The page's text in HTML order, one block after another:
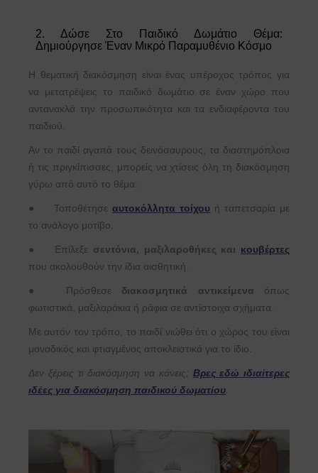
2. Δώσε Στο Παιδικό Δωμάτιο Θέμα:
Δημιούργησε Έναν Μικρό Παραμυθένιο Κόσμο
Η θεματική διακόσμηση είναι ένας υπέροχος τρόπος για
να μετατρέψεις το παιδικό δωμάτιο σε έναν χώρο που
αντανακλά την προσωπικότητα και τα ενδιαφέροντα του
παιδιού.
Αν το παιδί αγαπά τους δεινόσαυρους, τα διαστημόπλοια
ή τις πριγκίπισσες, μπορείς να χτίσεις όλη τη διακόσμηση
γύρω από αυτό το θέμα:
● Τοποθέτησε αυτοκόλλητα τοίχου ή ταπετσαρία με
το ανάλογο μοτίβο.
● Επίλεξε σεντόνια, μαξιλαροθήκες και κουβέρτες
που ακολουθούν την ίδια αισθητική.
● Πρόσθεσε διακοσμητικά αντικείμενα όπως
φωτιστικά, μαξιλαράκια ή ράφια σε αντίστοιχα σχήματα.
Με αυτόν τον τρόπο, το παιδί νιώθει ότι ο χώρος του είναι
μοναδικός και φτιαγμένος αποκλειστικά για το ίδιο.
Δεν ξέρεις τι διακόσμηση να κάνεις; Βρες εδώ ιδιαίτερες
ιδέες για διακόσμηση παιδικού δωματίου